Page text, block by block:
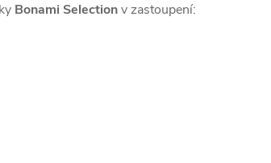
Bonami Selectionv zastoupení: